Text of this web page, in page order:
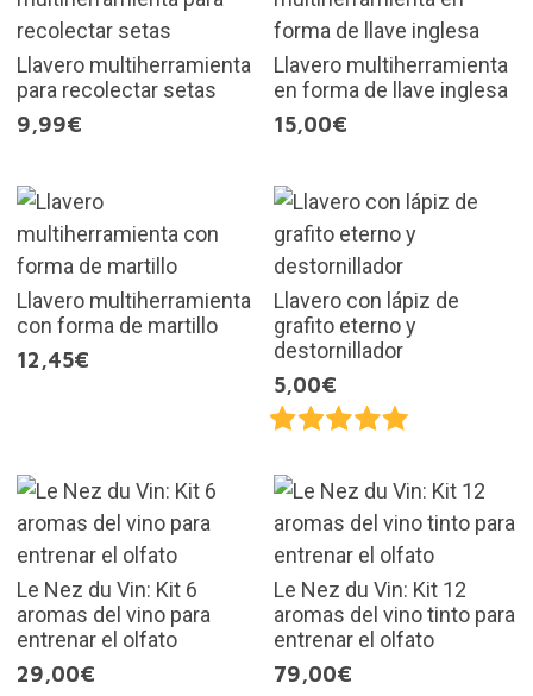
Llavero multiherramienta
para recolectar setas
9,99€
Llavero multiherramienta
en forma de llave inglesa
15,00€
Llavero multiherramienta
con forma de martillo
12,45€
Llavero con lápiz de
grafito eterno y
destornillador
5,00€
Le Nez du Vin: Kit 6
aromas del vino para
entrenar el olfato
29,00€
Le Nez du Vin: Kit 12
aromas del vino tinto para
entrenar el olfato
79,00€